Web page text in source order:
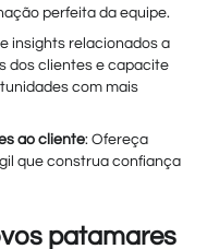
perfeita da equipe.
insights relacionados a
dos clientes e capacite
com mais
ao cliente: Ofereça
que construa confiança
patamares